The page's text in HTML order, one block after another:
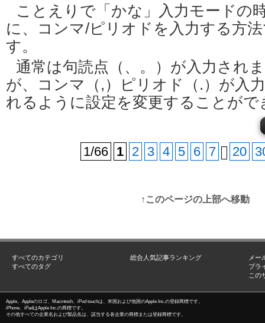
ことえりで「かな」入力モードの
に、コンマ/ピリオドを入力する方
す。
通常は句読点（、。）が入力され
が、コンマ（,）ピリオド（.）が入
れるように設定を変更することがで
1/66 1 2 3 4 5 6 7 20
↑このページの上部へ移動
すべてのカテゴリ
すべてのタグ
総合人気記事ランキング
メー
プラ
この
Apple、Appleのロゴ、Macintosh、iPod touchは、米国および他国のApple Inc.の登録商標です。
iPhone、iPadはApple Inc.の商標です。
その他すべての企業名および製品名は、該当する各企業の商標または登録商標です。